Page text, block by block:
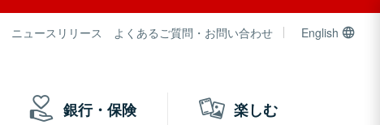
ニュースリリース よくあるご質問・お問い合わせ English
銀行・保険 楽しむ